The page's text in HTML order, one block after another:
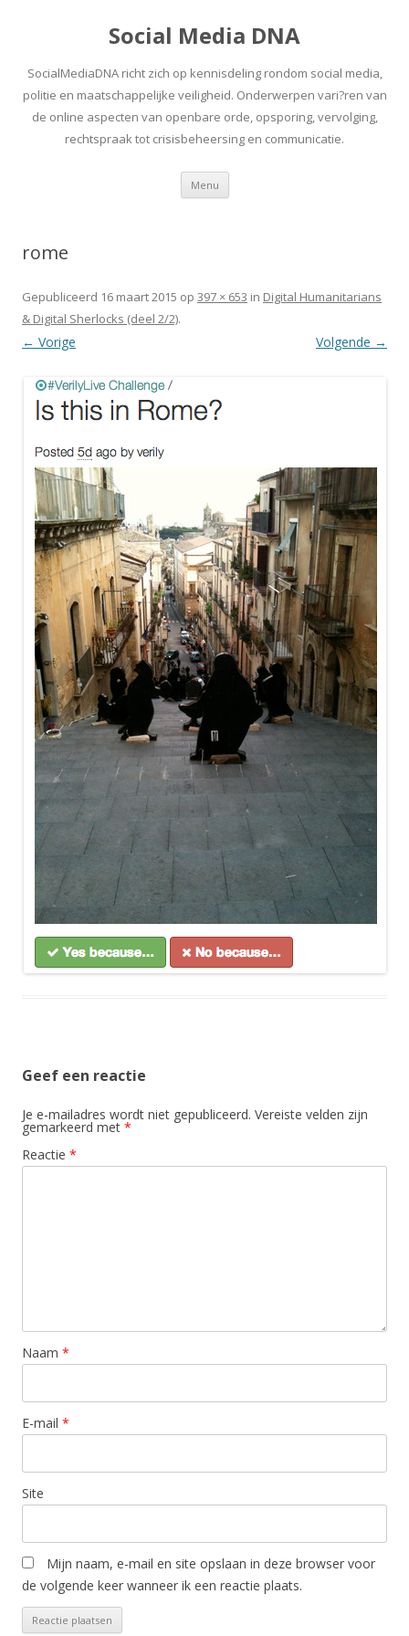
Social Media DNA
SocialMediaDNA richt zich op kennisdeling rondom social media,
politie en maatschappelijke veiligheid. Onderwerpen vari?ren van
de online aspecten van openbare orde, opsporing, vervolging,
rechtspraak tot crisisbeheersing en communicatie.
Menu Spring
inhoud
rome
Gepubliceerd 16 maart 2015 op 397 × 653 in Digital Humanitarians
& Digital Sherlocks (deel 2/2).
← Vorige Volgende →
Geef een reactie
Je e-mailadres wordt niet gepubliceerd. Vereiste velden zijn
gemarkeerd met *
Reactie *
Naam *
E-mail *
Site
Mijn naam, e-mail en site opslaan in deze browser voor
de volgende keer wanneer ik een reactie plaats.